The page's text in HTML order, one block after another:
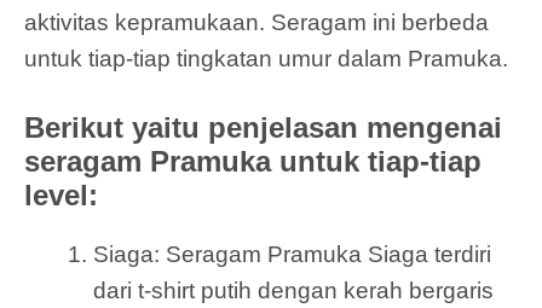
aktivitas kepramukaan. Seragam ini berbeda
untuk tiap-tiap tingkatan umur dalam Pramuka.
Berikut yaitu penjelasan mengenai
seragam Pramuka untuk tiap-tiap
level:
Siaga: Seragam Pramuka Siaga terdiri
dari t-shirt putih dengan kerah bergaris